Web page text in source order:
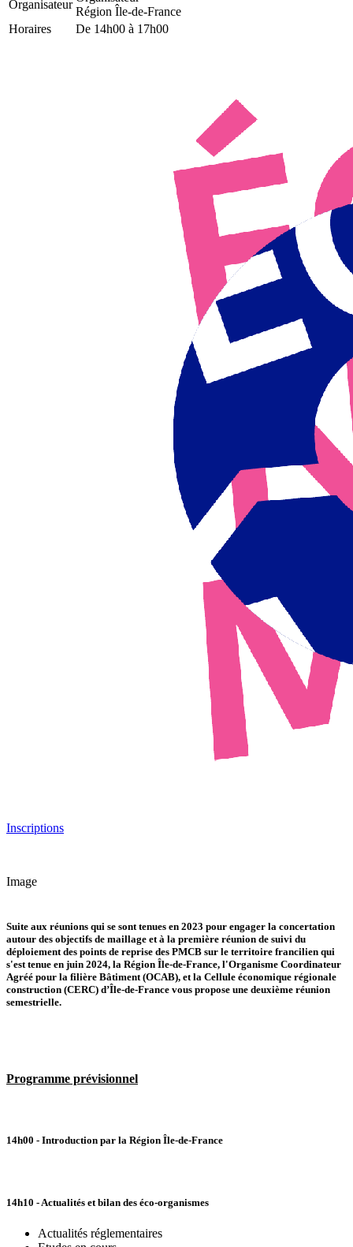
Organisateur
Région Île-de-France
Horaires
De 14h00 à 17h00
Inscriptions
Image
Suite aux réunions qui se sont tenues en 2023 pour engager la concertation
autour des objectifs de maillage et à la première réunion de suivi du
déploiement des points de reprise des PMCB sur le territoire francilien qui
s'est tenue en juin 2024, la Région Île-de-France, l'Organisme Coordinateur
Agréé pour la filière Bâtiment (OCAB), et la Cellule économique régionale
construction (CERC) d’Île-de-France vous propose une deuxième réunion
semestrielle.
Programme prévisionnel
14h00 - Introduction par la Région Île-de-France
14h10 - Actualités et bilan des éco-organismes
Actualités réglementaires